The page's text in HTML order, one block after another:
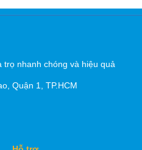
trọ nhanh chóng và hiệu quả
Quận 1, TP.HCM